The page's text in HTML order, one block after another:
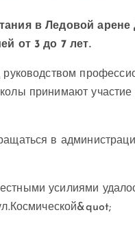
в Ледовой
от 3 до 7 лет.
принимают участие
в